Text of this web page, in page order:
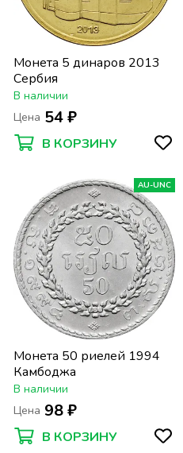
Монета 5 динаров 2013
Сербия
В наличии
Цена 54 ₽
В КОРЗИНУ
AU-UNC
Монета 50 риелей 1994
Камбоджа
В наличии
Цена 98 ₽
В КОРЗИНУ